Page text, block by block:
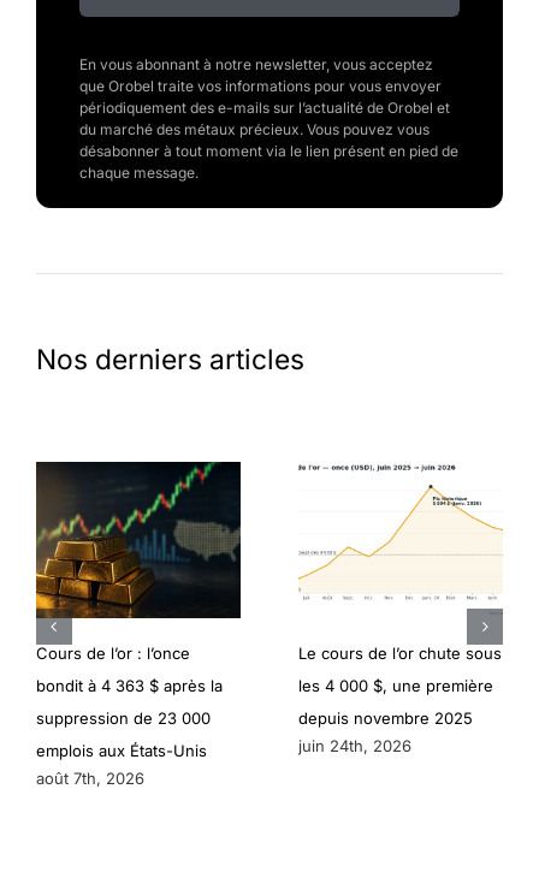
En vous abonnant à notre newsletter, vous acceptez
que Orobel traite vos informations pour vous envoyer
périodiquement des e-mails sur l’actualité de Orobel et
du marché des métaux précieux. Vous pouvez vous
désabonner à tout moment via le lien présent en pied de
chaque message.
Nos derniers articles
Cours de l’or : l’once
bondit à 4 363 $ après la
suppression de 23 000
emplois aux États-Unis
août 7th, 2026
Le cours de l’or chute sous
les 4 000 $, une première
depuis novembre 2025
juin 24th, 2026